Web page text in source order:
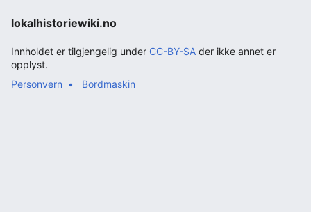
lokalhistoriewiki.no
Innholdet er tilgjengelig under CC-BY-SA der ikke annet er
opplyst.
Personvern
Bordmaskin